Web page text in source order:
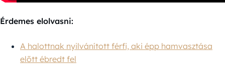
Érdemes elolvasni:
A halottnak nyilvánított férfi, aki épp hamvasztása
előtt ébredt fel